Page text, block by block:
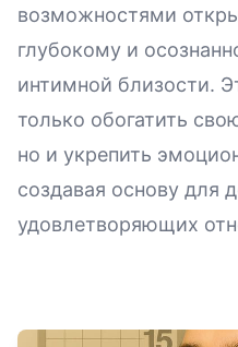
возможностями
глубокому и
интимной близости.
только обогатить
но и укрепить
создавая основу для
удовлетворяющих